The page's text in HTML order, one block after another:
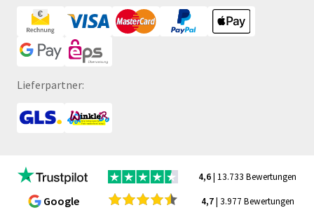
Lieferpartner:
4,6| 13.733 Bewertungen
Google 4,7| 3.977 Bewertungen